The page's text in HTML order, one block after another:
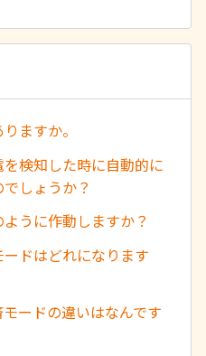
ますか。
検知した時に自動的に
しょうか？
うに作動しますか？
ドはどれになります
ードの違いはなんです